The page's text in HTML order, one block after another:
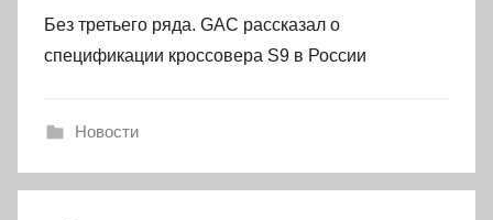
Без третьего ряда. GAC рассказал о
спецификации кроссовера S9 в России
Новости